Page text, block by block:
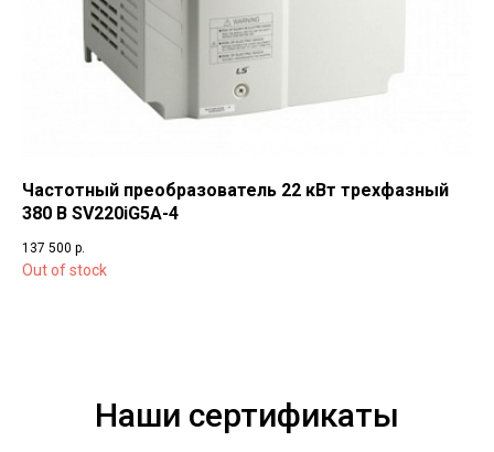
Частотный преобразователь 22 кВт трехфазный
380 В SV220iG5A-4
137 500 р.
Out of stock
Наши сертификаты